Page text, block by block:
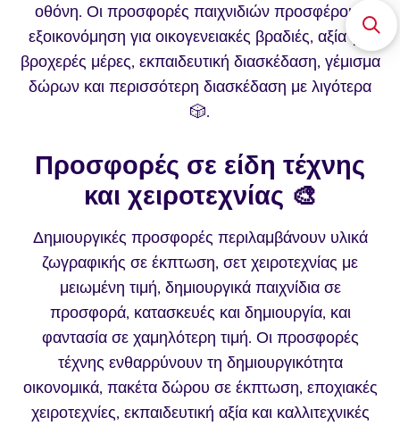
οθόνη. Οι προσφορές παιχνιδιών προσφέρουν
εξοικονόμηση για οικογενειακές βραδιές, αξία για
βροχερές μέρες, εκπαιδευτική διασκέδαση, γέμισμα
δώρων και περισσότερη διασκέδαση με λιγότερα
🎲.
Προσφορές σε είδη τέχνης
και χειροτεχνίας 🎨
Δημιουργικές προσφορές περιλαμβάνουν υλικά
ζωγραφικής σε έκπτωση, σετ χειροτεχνίας με
μειωμένη τιμή, δημιουργικά παιχνίδια σε
προσφορά, κατασκευές και δημιουργία, και
φαντασία σε χαμηλότερη τιμή. Οι προσφορές
τέχνης ενθαρρύνουν τη δημιουργικότητα
οικονομικά, πακέτα δώρου σε έκπτωση, εποχιακές
χειροτεχνίες, εκπαιδευτική αξία και καλλιτεχνικές